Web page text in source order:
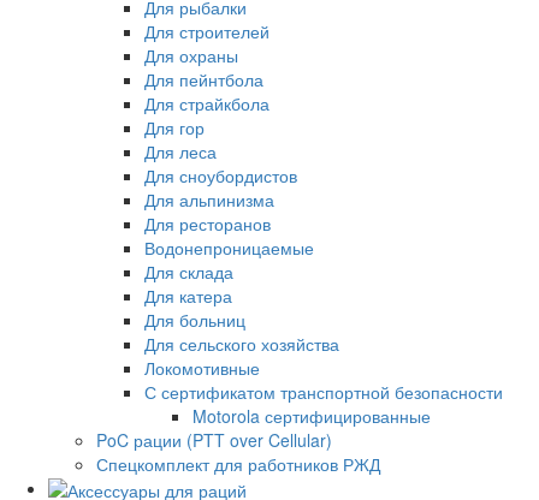
Для рыбалки
Для строителей
Для охраны
Для пейнтбола
Для страйкбола
Для гор
Для леса
Для сноубордистов
Для альпинизма
Для ресторанов
Водонепроницаемые
Для склада
Для катера
Для больниц
Для сельского хозяйства
Локомотивные
С сертификатом транспортной безопасности
Motorola сертифицированные
PoC рации (PTT over Cellular)
Спецкомплект для работников РЖД